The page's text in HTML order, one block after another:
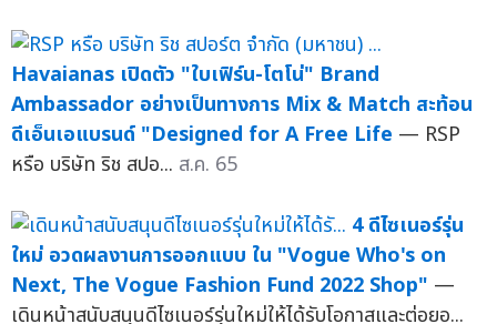
Havaianas เปิดตัว "ใบเฟิร์น-โตโน่" Brand
Ambassador อย่างเป็นทางการ Mix & Match สะท้อน
ดีเอ็นเอแบรนด์ "Designed for A Free Life — RSP
หรือ บริษัท ริช สปอ... ส.ค. 65
4 ดีไซเนอร์รุ่น
ใหม่ อวดผลงานการออกแบบ ใน "Vogue Who's on
Next, The Vogue Fashion Fund 2022 Shop" —
เดินหน้าสนับสนุนดีไซเนอร์รุ่นใหม่ให้ได้รับโอกาสและต่อยอ...